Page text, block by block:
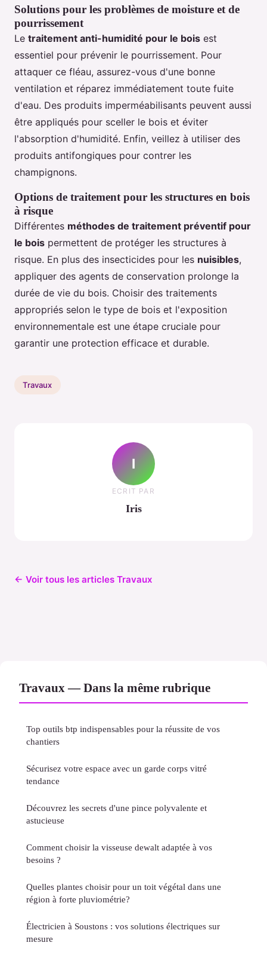
Solutions pour les problèmes de moisture et de
pourrissement
Le traitement anti-humidité pour le bois est
essentiel pour prévenir le pourrissement. Pour
attaquer ce fléau, assurez-vous d'une bonne
ventilation et réparez immédiatement toute fuite
d'eau. Des produits imperméabilisants peuvent aussi
être appliqués pour sceller le bois et éviter
l'absorption d'humidité. Enfin, veillez à utiliser des
produits antifongiques pour contrer les
champignons.
Options de traitement pour les structures en bois
à risque
Différentes méthodes de traitement préventif pour
le bois permettent de protéger les structures à
risque. En plus des insecticides pour les nuisibles,
appliquer des agents de conservation prolonge la
durée de vie du bois. Choisir des traitements
appropriés selon le type de bois et l'exposition
environnementale est une étape cruciale pour
garantir une protection efficace et durable.
Travaux
I
ECRIT PAR
Iris
← Voir tous les articles Travaux
Travaux — Dans la même rubrique
Top outils btp indispensables pour la réussite de vos
chantiers
Sécurisez votre espace avec un garde corps vitré
tendance
Découvrez les secrets d'une pince polyvalente et
astucieuse
Comment choisir la visseuse dewalt adaptée à vos
besoins ?
Quelles plantes choisir pour un toit végétal dans une
région à forte pluviométrie?
Électricien à Soustons : vos solutions électriques sur
mesure